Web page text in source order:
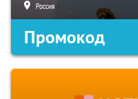
Россия
Промокод